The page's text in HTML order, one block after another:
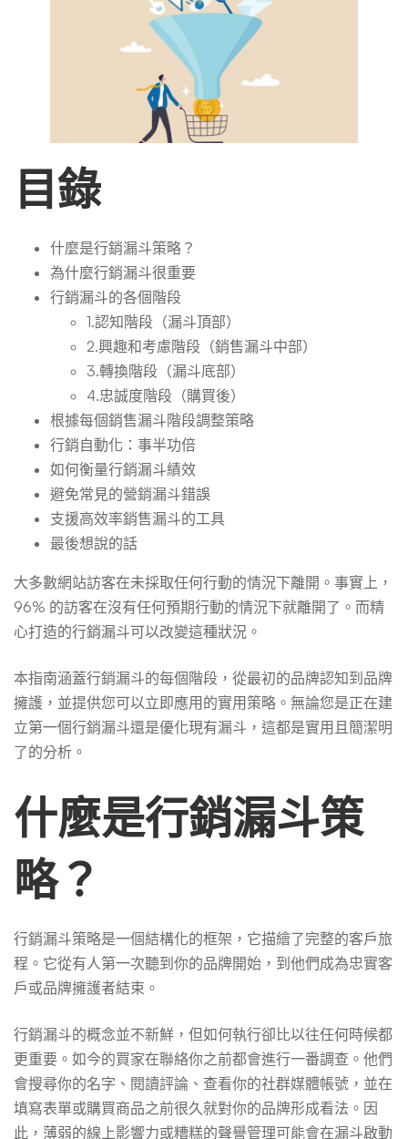
引、
互
動
轉
換
客
戶
目錄
什麼是行銷漏斗策略？
為什麼行銷漏斗很重要
行銷漏斗的各個階段
1.認知階段（漏斗頂部）
2.興趣和考慮階段（銷售漏斗中部）
3.轉換階段（漏斗底部）
4.忠誠度階段（購買後）
根據每個銷售漏斗階段調整策略
行銷自動化：事半功倍
如何衡量行銷漏斗績效
避免常見的營銷漏斗錯誤
支援高效率銷售漏斗的工具
最後想說的話
大多數網站訪客在未採取任何行動的情況下離開。事實上，
96% 的訪客在沒有任何預期行動的情況下就離開了。而精
心打造的行銷漏斗可以改變這種狀況。
本指南涵蓋行銷漏斗的每個階段，從最初的品牌認知到品牌
擁護，並提供您可以立即應用的實用策略。無論您是正在建
立第一個行銷漏斗還是優化現有漏斗，這都是實用且簡潔明
了的分析。
什麼是行銷漏斗策
略？
行銷漏斗策略是一個結構化的框架，它描繪了完整的客戶旅
程。它從有人第一次聽到你的品牌開始，到他們成為忠實客
戶或品牌擁護者結束。
行銷漏斗的概念並不新鮮，但如何執行卻比以往任何時候都
更重要。如今的買家在聯絡你之前都會進行一番調查。他們
會搜尋你的名字、閱讀評論、查看你的社群媒體帳號，並在
填寫表單或購買商品之前很久就對你的品牌形成看法。因
此，薄弱的線上影響力或糟糕的聲譽管理可能會在漏斗啟動